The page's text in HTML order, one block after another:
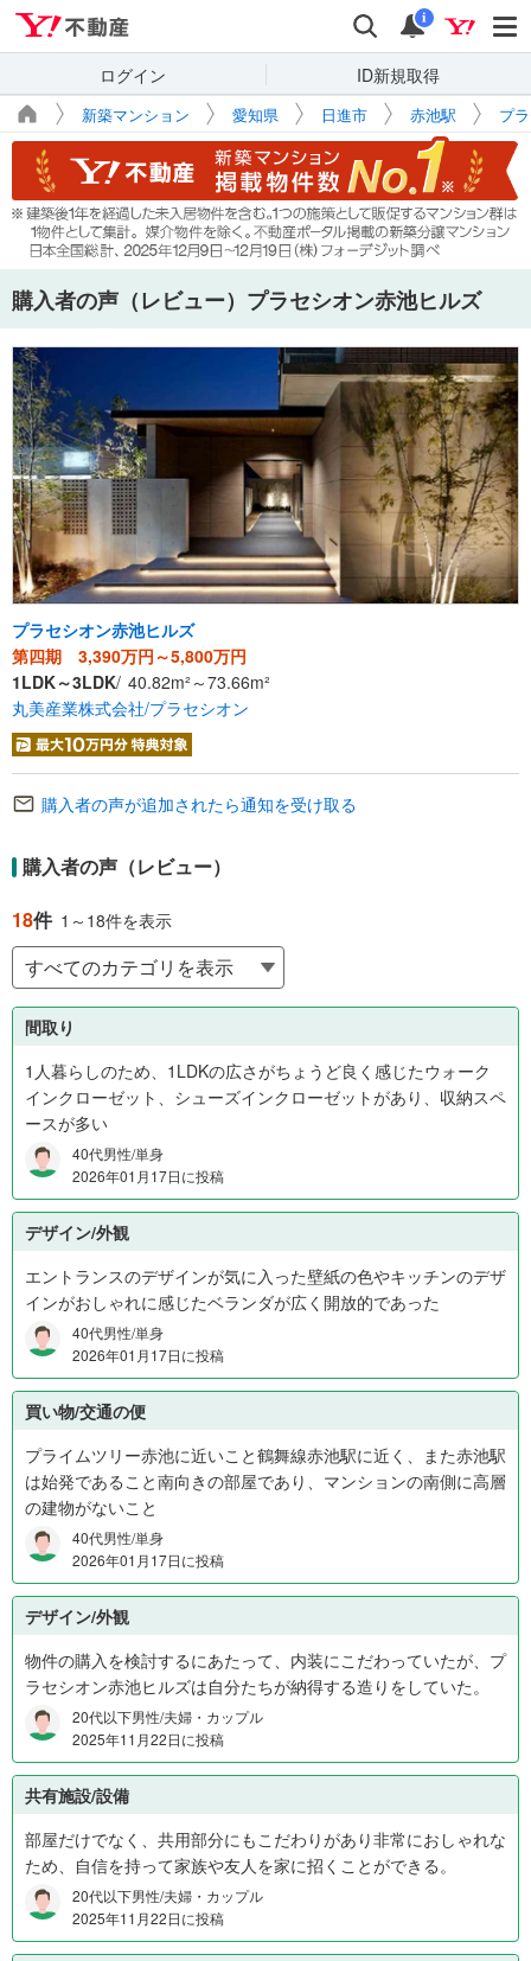
検索 通知
i
ログイン ID新規取得
新築マンション 愛知県 日進市 赤池駅 プ
購入者の声（レビュー）プラセシオン赤池ヒルズ
プラセシオン赤池ヒルズ
第四期 3,390万円～5,800万円
1LDK～3LDK 40.82m²～73.66m²
丸美産業株式会社/プラセシオン
購入者の声が追加されたら通知を受け取る
購入者の声（レビュー）
18件 1～18件を表示
間取り
1人暮らしのため、1LDKの広さがちょうど良く感じたウォーク
インクローゼット、シューズインクローゼットがあり、収納スペ
ースが多い
40代男性/単身
2026年01月17日に投稿
デザイン/外観
エントランスのデザインが気に入った壁紙の色やキッチンのデザ
インがおしゃれに感じたベランダが広く開放的であった
40代男性/単身
2026年01月17日に投稿
買い物/交通の便
プライムツリー赤池に近いこと鶴舞線赤池駅に近く、また赤池駅
は始発であること南向きの部屋であり、マンションの南側に高層
の建物がないこと
40代男性/単身
2026年01月17日に投稿
デザイン/外観
物件の購入を検討するにあたって、内装にこだわっていたが、プ
ラセシオン赤池ヒルズは自分たちが納得する造りをしていた。
20代以下男性/夫婦・カップル
2025年11月22日に投稿
共有施設/設備
部屋だけでなく、共用部分にもこだわりがあり非常におしゃれな
ため、自信を持って家族や友人を家に招くことができる。
20代以下男性/夫婦・カップル
2025年11月22日に投稿